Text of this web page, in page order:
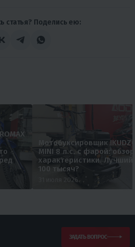
статья? Поделись ею:
Мотобуксировщик
MINI 8 л.с. с фарой:
характеристики. Лучший
100 тысяч?
31 июля 2026
ЗАДАТЬ ВОПРОС